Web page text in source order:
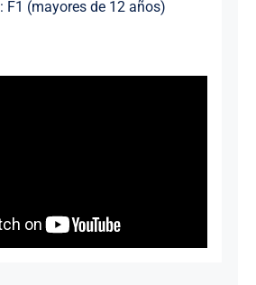
: F1 (mayores de 12 años)